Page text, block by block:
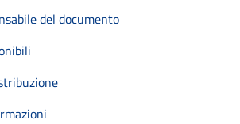
del documento